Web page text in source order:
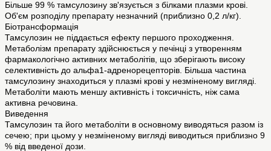
Більше 99 % тамсулозину зв'язується з білками плазми крові.
Об'єм розподілу препарату незначний (приблизно 0,2 л/кг).
Біотрансформація
Тамсулозин не піддається ефекту першого проходження.
Метаболізм препарату здійснюється у печінці з утворенням
фармакологічно активних метаболітів, що зберігають високу
селективність до альфа1-адренорецепторів. Більша частина
тамсулозину знаходиться у плазмі крові у незміненому вигляді.
Метаболіти мають меншу активність і токсичність, ніж сама
активна речовина.
Виведення
Тамсулозин та його метаболіти в основному виводяться разом із
сечею; при цьому у незміненому вигляді виводиться приблизно 9
% від введеної дози.